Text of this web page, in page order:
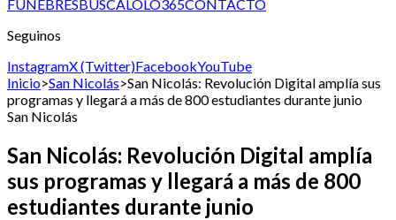
FÚNEBRESBUSCALOLO365CONTACTO
Seguinos
InstagramX (Twitter)FacebookYouTube
Inicio>San Nicolás>San Nicolás: Revolución Digital amplía sus
programas y llegará a más de 800 estudiantes durante junio
San Nicolás
San Nicolás: Revolución Digital amplía
sus programas y llegará a más de 800
estudiantes durante junio